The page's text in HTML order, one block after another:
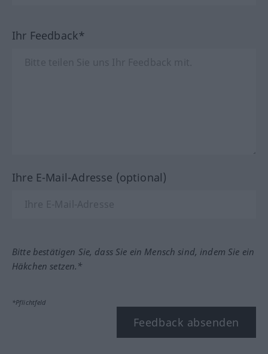
Ihr Feedback*
Ihre E-Mail-Adresse (optional)
Bitte bestätigen Sie, dass Sie ein Mensch sind, indem Sie ein
Häkchen setzen.*
*Pflichtfeld
Feedback absenden